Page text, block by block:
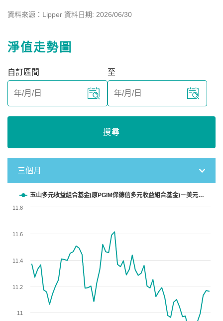
資料來源：Lipper 資料日期: 2026/06/30
淨值走勢圖
自訂區間 至
搜尋
三個月
Chart
The chart has 1 X axis displaying categories.
The chart has 1 Y axis displaying values. Data ranges from
11
11.2
11.4
11.6
11.8
玉山多元收益組合基金(原PGIM保德信多元收益組合基金)－美元…